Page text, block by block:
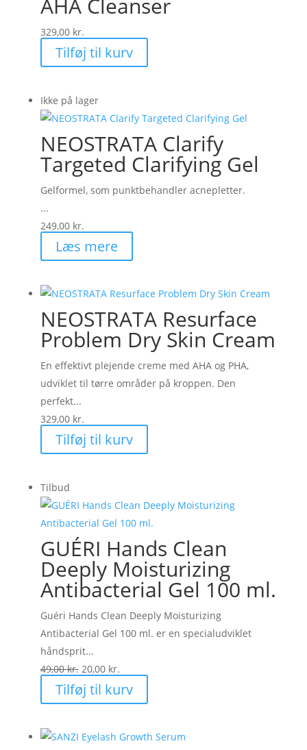
AHA Cleanser
329,00 kr.
Tilføj til kurv
Ikke på lager
NEOSTRATA Clarify
Targeted Clarifying Gel
Gelformel, som punktbehandler acnepletter.
...
249,00 kr.
Læs mere
NEOSTRATA Resurface
Problem Dry Skin Cream
En effektivt plejende creme med AHA og PHA,
udviklet til tørre områder på kroppen. Den
perfekt...
329,00 kr.
Tilføj til kurv
Tilbud
GUÉRI Hands Clean
Deeply Moisturizing
Antibacterial Gel 100 ml.
Guéri Hands Clean Deeply Moisturizing
Antibacterial Gel 100 ml. er en specialudviklet
håndsprit...
49,00kr. Den
oprindelige
pris
49,00 kr..
20,00 kr.Den
aktuelle
pris
20,00 kr..
Tilføj til kurv